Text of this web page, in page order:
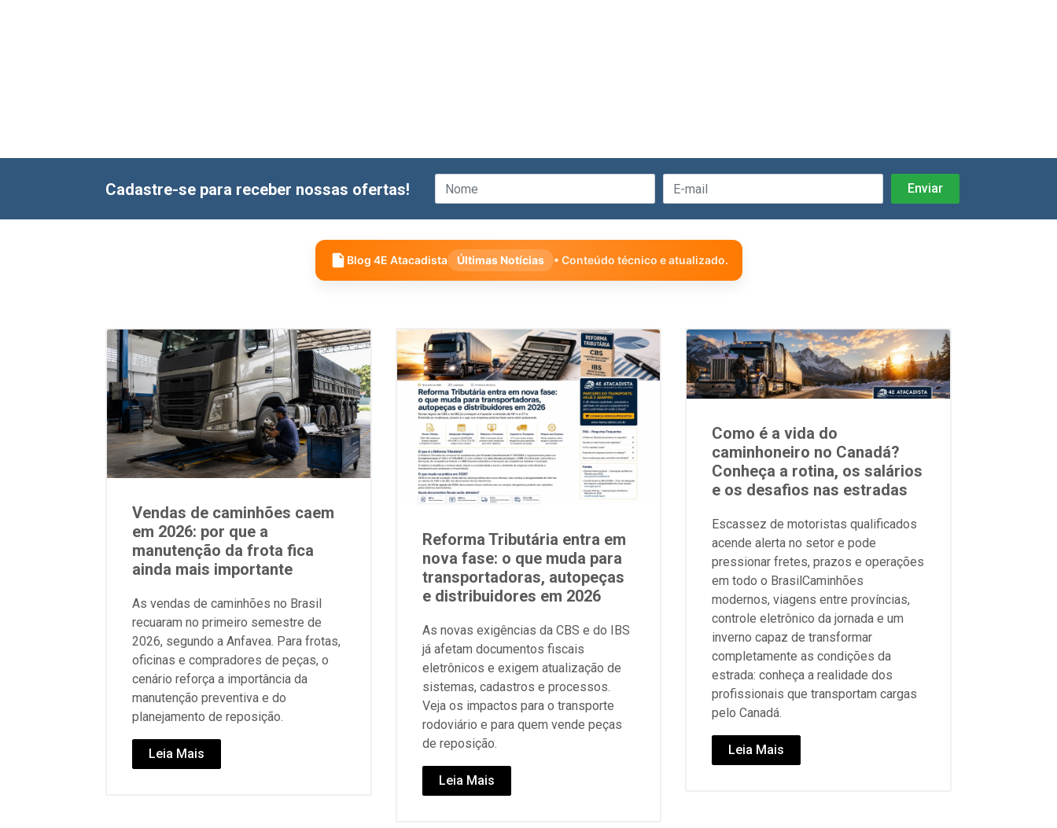
Cadastre-se para receber nossas ofertas!
Blog 4E Atacadista Últimas Notícias • Conteúdo técnico e atualizado.
Vendas de caminhões caem
em 2026: por que a
manutenção da frota fica
ainda mais importante
As vendas de caminhões no Brasil
recuaram no primeiro semestre de
2026, segundo a Anfavea. Para frotas,
oficinas e compradores de peças, o
cenário reforça a importância da
manutenção preventiva e do
planejamento de reposição.
Leia Mais
Reforma Tributária entra em
nova fase: o que muda para
transportadoras, autopeças
e distribuidores em 2026
As novas exigências da CBS e do IBS
já afetam documentos fiscais
eletrônicos e exigem atualização de
sistemas, cadastros e processos.
Veja os impactos para o transporte
rodoviário e para quem vende peças
de reposição.
Leia Mais
Como é a vida do
caminhoneiro no Canadá?
Conheça a rotina, os salários
e os desafios nas estradas
Escassez de motoristas qualificados
acende alerta no setor e pode
pressionar fretes, prazos e operações
em todo o BrasilCaminhões
modernos, viagens entre províncias,
controle eletrônico da jornada e um
inverno capaz de transformar
completamente as condições da
estrada: conheça a realidade dos
profissionais que transportam cargas
pelo Canadá.
Leia Mais